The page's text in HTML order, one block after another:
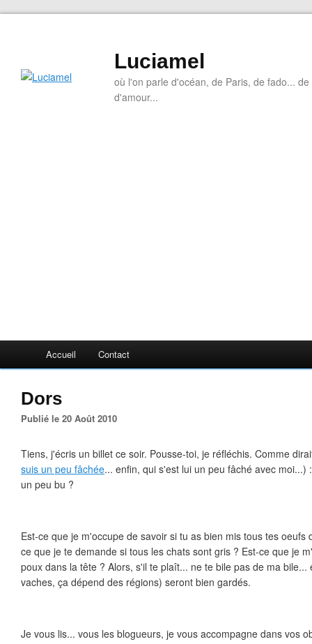
Luciamel
où l'on parle d'océan, de Paris, de fado...
d'amour...
Accueil Contact
Dors
Publié le 20 Août 2010
Tiens, j'écris un billet ce soir. Pousse-toi, je réfléchis. Comme
suis un peu fâchée... enfin, qui s'est lui un peu fâché avec
un peu bu ?
Est-ce que je m'occupe de savoir si tu as bien mis tous tes oeufs
ce que je te demande si tous les chats sont gris ? Est-ce que je
poux dans la tête ? Alors, s'il te plaît... ne te bile pas de ma bile...
vaches, ça dépend des régions) seront bien gardés.
Je vous lis... vous les blogueurs, je vous accompagne dans vos